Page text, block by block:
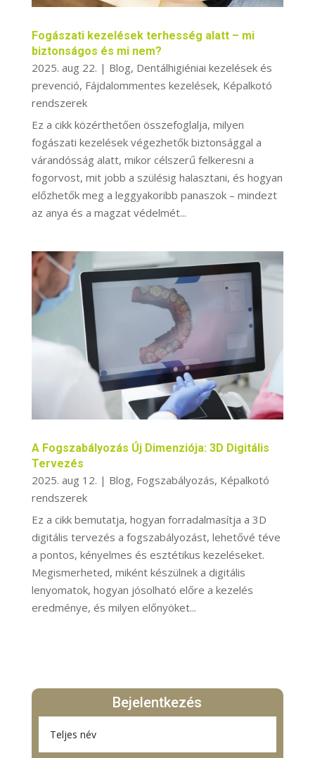
Fogászati kezelések terhesség alatt – mi
biztonságos és mi nem?
2025. aug 22. | Blog, Dentálhigiéniai kezelések és
prevenció, Fájdalommentes kezelések, Képalkotó
rendszerek
Ez a cikk közérthetően összefoglalja, milyen
fogászati kezelések végezhetők biztonsággal a
várandósság alatt, mikor célszerű felkeresni a
fogorvost, mit jobb a szülésig halasztani, és hogyan
előzhetők meg a leggyakoribb panaszok – mindezt
az anya és a magzat védelmét...
A Fogszabályozás Új Dimenziója: 3D Digitális
Tervezés
2025. aug 12. | Blog, Fogszabályozás, Képalkotó
rendszerek
Ez a cikk bemutatja, hogyan forradalmasítja a 3D
digitális tervezés a fogszabályozást, lehetővé téve
a pontos, kényelmes és esztétikus kezeléseket.
Megismerheted, miként készülnek a digitális
lenyomatok, hogyan jósolható előre a kezelés
eredménye, és milyen előnyöket...
Bejelentkezés